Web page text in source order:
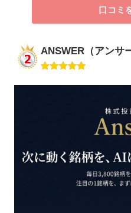
口コミ
ANSWER（アンサ